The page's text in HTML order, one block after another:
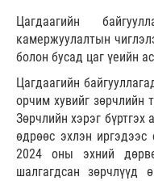
Цагдаагийн
камержуулалтын
болон бусад цаг үеийн
Цагдаагийн
орчим хувийг зөрчлийн
Зөрчлийн хэрэг
өдрөөс эхлэн иргэдээс
2024 оны эхний
шалгагдсан зөрчлүүд